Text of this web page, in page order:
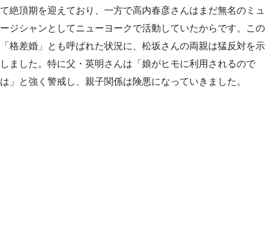
て絶頂期を迎えており、一方で高内春彦さんはまだ無名のミュ
ージシャンとしてニューヨークで活動していたからです。この
「格差婚」とも呼ばれた状況に、松坂さんの両親は猛反対を示
しました。特に父・英明さんは「娘がヒモに利用されるので
は」と強く警戒し、親子関係は険悪になっていきました。